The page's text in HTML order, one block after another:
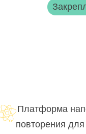
Платформа
повторения